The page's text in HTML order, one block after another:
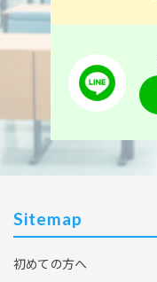
Sitemap
初めての方へ